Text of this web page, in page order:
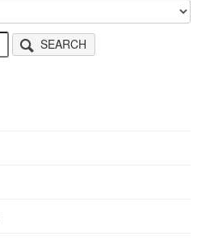
SEARCH